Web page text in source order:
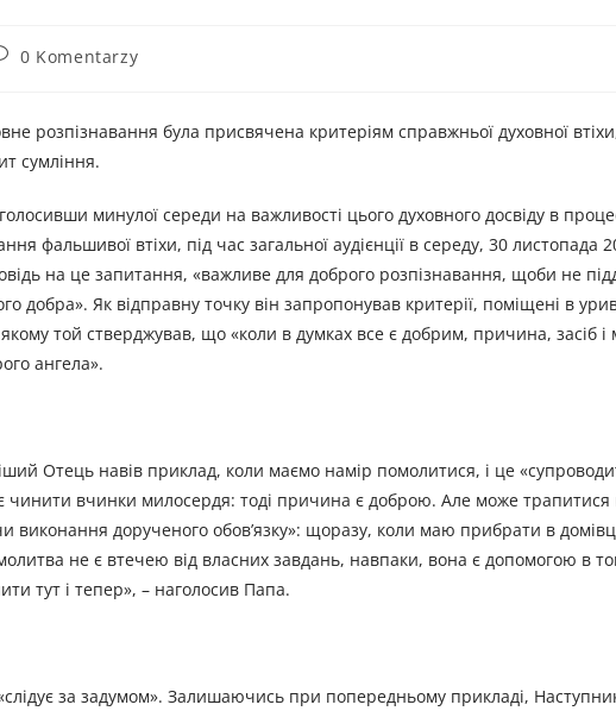
0 Komentarzy
розпізнавання була присвячена критеріям справжньої духовної
сумління.
минулої середи на важливості цього духовного досвіду в
фальшивої втіхи, під час загальної аудієнції в середу, 30 листопада
на це запитання, «важливе для доброго розпізнавання, щоби не
добра». Як відправну точку він запропонував критерії, поміщені в
той стверджував, що «коли в думках все є добрим, причина, засіб і
ангела».
Отець навів приклад, коли маємо намір помолитися, і це
чинити вчинки милосердя: тоді причина є доброю. Але може
дорученого обов’язку»: щоразу, коли маю прибрати в
не є втечею від власних завдань, навпаки, вона є допомогою в
тут і тепер», – наголосив Папа.
за задумом». Залишаючись при попередньому прикладі,